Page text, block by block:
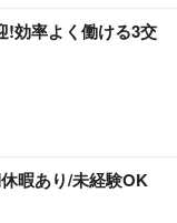
!効率よく働ける3交
暇あり/未経験OK